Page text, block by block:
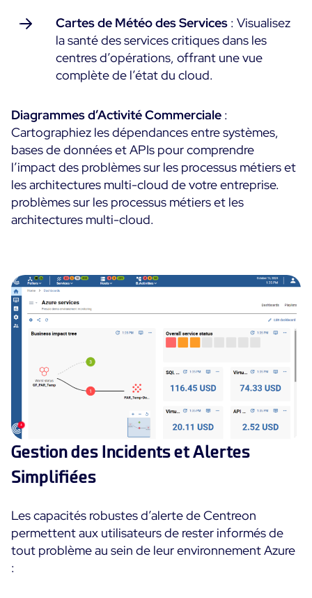
Cartes de Météo des Services : Visualisez
la santé des services critiques dans les
centres d’opérations, offrant une vue
complète de l’état du cloud.
Diagrammes d’Activité Commerciale :
Cartographiez les dépendances entre systèmes,
bases de données et APIs pour comprendre
l’impact des problèmes sur les processus métiers et
les architectures multi-cloud de votre entreprise.
problèmes sur les processus métiers et les
architectures multi-cloud.
Gestion des Incidents et Alertes
Simplifiées
Les capacités robustes d’alerte de Centreon
permettent aux utilisateurs de rester informés de
tout problème au sein de leur environnement Azure
: